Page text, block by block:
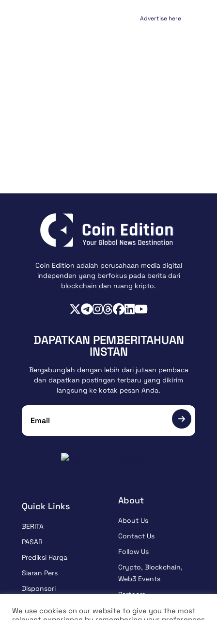
Advertise here
Coin Edition adalah perusahaan media digital
independen yang berfokus pada berita dari
blockchain dan ruang kripto.
Quick Links
BERITA
PASAR
Prediksi Harga
Siaran Pers
Disponsori
About
About Us
Contact Us
Follow Us
Crypto, Blockchain,
Web3 Events
Partners
Terms And Condition
DAPATKAN PEMBERITAHUAN
INSTAN
Bergabunglah dengan lebih dari jutaan pembaca
dan dapatkan postingan terbaru yang dikirim
langsung ke kotak pesan Anda.
We use cookies on our website to give you the most